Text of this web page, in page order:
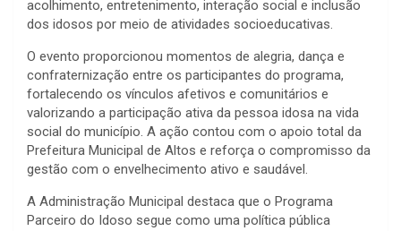
acolhimento, entretenimento, interação social e inclusão
dos idosos por meio de atividades socioeducativas.
O evento proporcionou momentos de alegria, dança e
confraternização entre os participantes do programa,
fortalecendo os vínculos afetivos e comunitários e
valorizando a participação ativa da pessoa idosa na vida
social do município. A ação contou com o apoio total da
Prefeitura Municipal de Altos e reforça o compromisso da
gestão com o envelhecimento ativo e saudável.
A Administração Municipal destaca que o Programa
Parceiro do Idoso segue como uma política pública